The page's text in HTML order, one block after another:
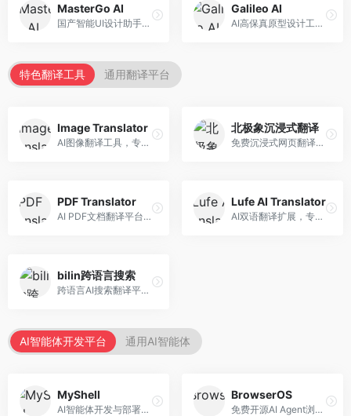
MasterGo AI
国产智能UI设计助手，专注于界面设计自动化。面向UI设计师，提供界面生成、组件设计、设计系统构建等服务，中文用户适配性好。
Galileo AI
AI高保真原型设计工具，专注于UI界面生成。面向设计师和产品团队，提供界面生成、交互设计、设计优化等服务，界面质量高。
特色翻译工具 通用翻译平台
Image Translator
AI图像翻译工具，专注于图片文字翻译。面向设计师和电商从业者，提供图片文字识别、翻译、替换等服务，图像翻译效果好。
北极象沉浸式翻译
免费沉浸式网页翻译工具，专注于阅读体验。面向普通用户，提供网页双语翻译、文档翻译等服务，免费使用，翻译质量高。
PDF Translator
AI PDF文档翻译平台，专注于文档本地化。面向商务人士，提供PDF翻译、格式保留、批量处理等服务，文档翻译专业。
Lufe AI Translator
AI双语翻译扩展，专注于浏览器翻译场景。面向外语内容阅读者，提供网页双语翻译、划词翻译等服务，浏览器集成便捷。
bilin跨语言搜索
跨语言AI搜索翻译平台，专注于信息获取。面向研究者和内容创作者，提供跨语言搜索、内容翻译、信息整合等服务，跨语言检索能力强。
AI智能体开发平台 通用AI智能体
MyShell
AI智能体开发与部署平台，专注于语音交互智能体。面向开发者，提供语音智能体创建、部署服务、社区分享等功能，语音交互能力强。
BrowserOS
免费开源AI Agent浏览器，专注于浏览器自动化。面向开发者，提供浏览器控制、任务自动化、API接口等服务，开源免费。